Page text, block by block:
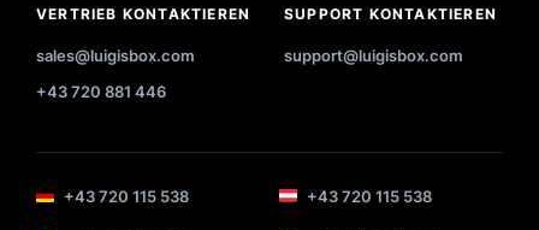
VERTRIEB KONTAKTIEREN
sales@luigisbox.com
+43 720 881 446
SUPPORT KONTAKTIEREN
support@luigisbox.com
+43 720 115 538 +43 720 115 538